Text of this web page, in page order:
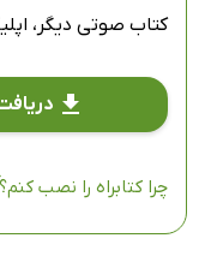
کتاب صوتی دیگر،
چرا کتابراه را نصب کنم؟